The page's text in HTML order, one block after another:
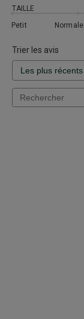
TAILLE
Petit
Trier les avis